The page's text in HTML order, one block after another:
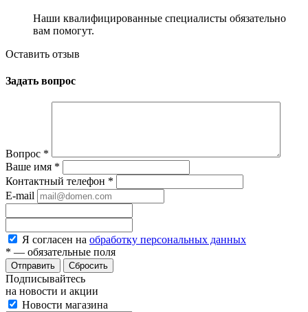
Наши квалифицированные специалисты обязательно
вам помогут.
Оставить отзыв
Задать вопрос
Вопрос *
Ваше имя *
Контактный телефон *
E-mail
Я согласен на обработку персональных данных
* — обязательные поля
Сбросить
Подписывайтесь
на новости и акции
Новости магазина